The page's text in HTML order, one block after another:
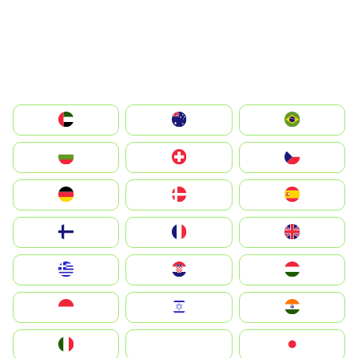
الإمارات العربية المتحدة
Switzerland
Deutschland
United Kingdom
Magyarország